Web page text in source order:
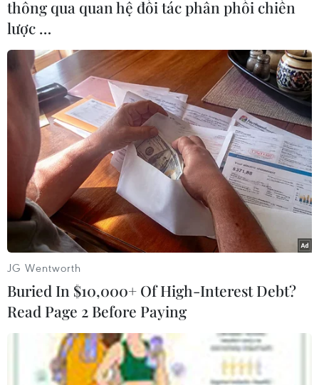
#Mưa rào #ngập úng #sạt lở đất #lũ quét
Theo dõi VietnamPlus
TIN LIÊN QUAN
thông qua quan hệ đối tác phân phối chiến
lược …
JG Wentworth
Buried In $10,000+ Of High-Interest Debt?
Read Page 2 Before Paying